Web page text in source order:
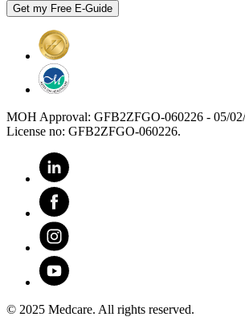
MOH Approval: GFB2ZFGO-060226 - 05/
License no: GFB2ZFGO-060226.
© 2025 Medcare. All rights reserved.